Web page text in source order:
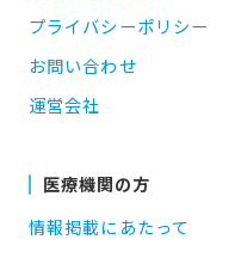
プライバシーポリシー
お問い合わせ
運営会社
医療機関の方
情報掲載にあたって